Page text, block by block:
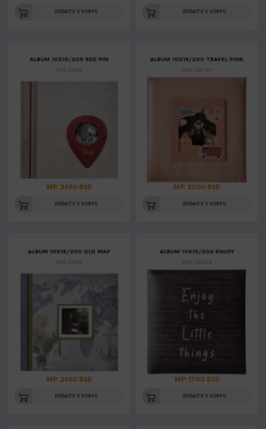
DODAJTE U KORPU DODAJTE U KORPU
ALBUM 10X15/200 RED PIN
Šifra: K2956
MP: 2450 RSD
DODAJTE U KORPU
ALBUM 10X15/200 TRAVEL PINK
Šifra: K2913P
MP: 2000 RSD
DODAJTE U KORPU
ALBUM 10X15/200 OLD MAP
Šifra: K2955
MP: 2450 RSD
DODAJTE U KORPU
ALBUM 10X15/200 ENJOY
Šifra: K2882B
MP: 1700 RSD
DODAJTE U KORPU